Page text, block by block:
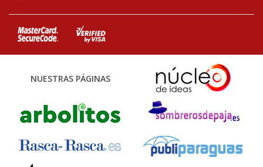
NUESTRAS PÁGINAS